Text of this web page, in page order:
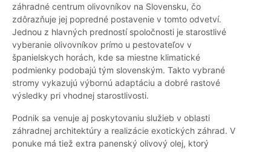
záhradné centrum olivovníkov na Slovensku, čo
zdôrazňuje jej popredné postavenie v tomto odvetví.
Jednou z hlavných predností spoločnosti je starostlivé
vyberanie olivovníkov prímo u pestovateľov v
španielskych horách, kde sa miestne klimatické
podmienky podobajú tým slovenským. Takto vybrané
stromy vykazujú výbornú adaptáciu a dobré rastové
výsledky pri vhodnej starostlivosti.
Podnik sa venuje aj poskytovaniu služieb v oblasti
záhradnej architektúry a realizácie exotických záhrad. V
ponuke má tiež extra panenský olivový olej, ktorý